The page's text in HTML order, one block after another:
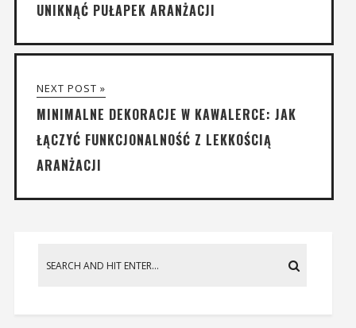
UNIKNĄĆ PUŁAPEK ARANŻACJI
NEXT POST »
MINIMALNE DEKORACJE W KAWALERCE: JAK
ŁĄCZYĆ FUNKCJONALNOŚĆ Z LEKKOŚCIĄ
ARANŻACJI